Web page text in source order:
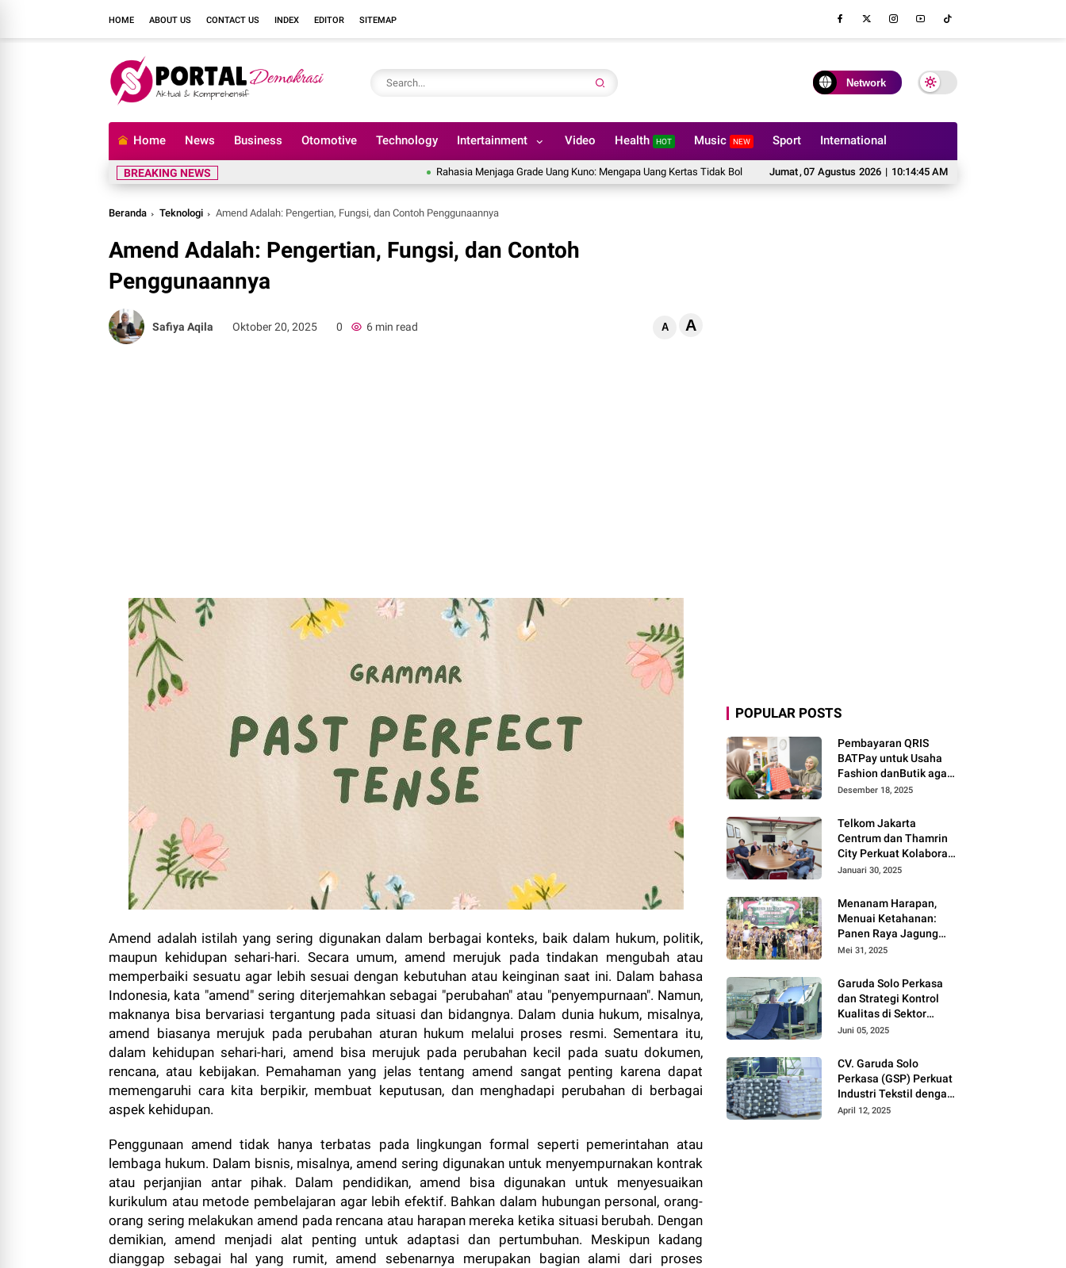
HOME ABOUT US CONTACT US INDEX EDITOR SITEMAP
Network
Home News Business Otomotive Technology Intertainment Video Health HOT Music NEW Sport International
Jumat,07 Agustus 2026 | 10:14:46 AM
BREAKING NEWS Rahasia Menjaga Grade Uang Kuno: Mengapa Uang Kertas Tidak Boleh Dilipat? Hal yang Harus Dipertimbangkan Sebelum Memesan Sofa Custom
Beranda Teknologi Amend Adalah: Pengertian, Fungsi, dan Contoh Penggunaannya
Amend Adalah: Pengertian, Fungsi, dan Contoh
Penggunaannya
Safiya Aqila Oktober 20, 2025 0 6 min read A A
Amend adalah istilah yang sering digunakan dalam berbagai konteks, baik dalam hukum, politik,
maupun kehidupan sehari-hari. Secara umum, amend merujuk pada tindakan mengubah atau
memperbaiki sesuatu agar lebih sesuai dengan kebutuhan atau keinginan saat ini. Dalam bahasa
Indonesia, kata "amend" sering diterjemahkan sebagai "perubahan" atau "penyempurnaan". Namun,
maknanya bisa bervariasi tergantung pada situasi dan bidangnya. Dalam dunia hukum, misalnya,
amend biasanya merujuk pada perubahan aturan hukum melalui proses resmi. Sementara itu,
dalam kehidupan sehari-hari, amend bisa merujuk pada perubahan kecil pada suatu dokumen,
rencana, atau kebijakan. Pemahaman yang jelas tentang amend sangat penting karena dapat
memengaruhi cara kita berpikir, membuat keputusan, dan menghadapi perubahan di berbagai
aspek kehidupan.
Penggunaan amend tidak hanya terbatas pada lingkungan formal seperti pemerintahan atau
lembaga hukum. Dalam bisnis, misalnya, amend sering digunakan untuk menyempurnakan kontrak
atau perjanjian antar pihak. Dalam pendidikan, amend bisa digunakan untuk menyesuaikan
kurikulum atau metode pembelajaran agar lebih efektif. Bahkan dalam hubungan personal, orang-
orang sering melakukan amend pada rencana atau harapan mereka ketika situasi berubah. Dengan
demikian, amend menjadi alat penting untuk adaptasi dan pertumbuhan. Meskipun kadang
dianggap sebagai hal yang rumit, amend sebenarnya merupakan bagian alami dari proses
POPULAR POSTS
Pembayaran QRIS
BATPay untuk Usaha
Fashion danButik agar
Transaksi Lebih Cepat
Desember 18, 2025
Telkom Jakarta
Centrum dan Thamrin
City Perkuat Kolaborasi
Kawasan Bisnis dan
Januari 30, 2025
Menanam Harapan,
Menuai Ketahanan:
Panen Raya Jagung
Warnai Sinergi Polres
Moutong
Mei 31, 2025
Garuda Solo Perkasa
dan Strategi Kontrol
Kualitas di Sektor
Tekstil
Juni 05, 2025
CV. Garuda Solo
Perkasa (GSP) Perkuat
Industri Tekstil dengan
Produksi Kain Greige
April 12, 2025